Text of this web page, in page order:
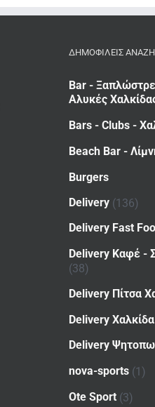
ΔΗΜΟΦΙΛΕΙΣ
Bar -
Αλυκές
Bars - Clubs -
Beach Bar -
Burgers
Delivery (136)
Delivery Fast
Delivery Καφέ -
(38)
Delivery Πίτσα
Delivery Χαλκίδα
Delivery
nova-sports (1)
Ote Sport (3)